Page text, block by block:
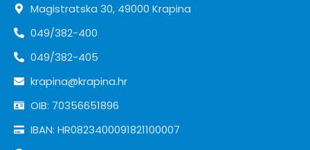
Magistratska 30, 49000 Krapina
049/382-400
049/382-405
krapina@krapina.hr
OIB: 70356651896
IBAN: HR0823400091821100007